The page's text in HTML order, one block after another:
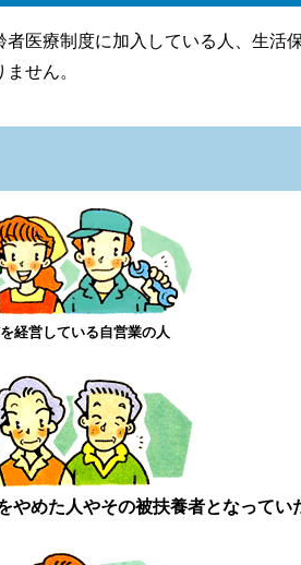
医療制度に加入している人、生活
せん。
経営している自営業の人
やめた人やその被扶養者となってい